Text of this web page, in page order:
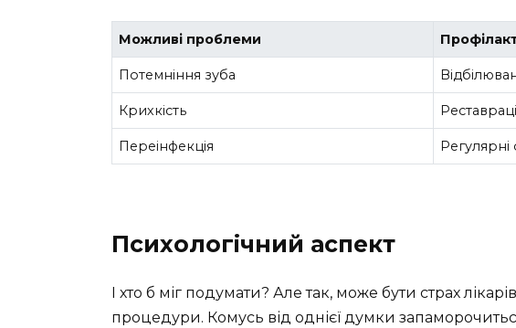
Можливі проблеми
Потемніння зуба
Крихкість
Переінфекція Регулярні
Психологічний аспект
І хто б міг подумати? Але так, може бути страх
процедури. Комусь від однієї думки